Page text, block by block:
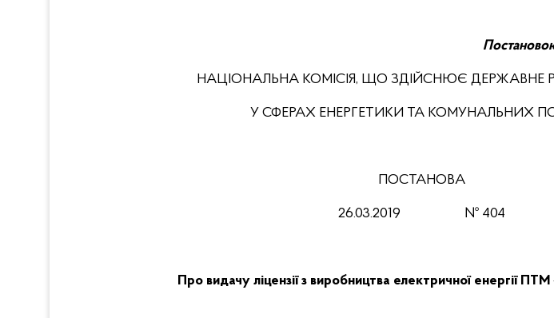
Постанов
НАЦІОНАЛЬНА КОМІСІЯ, ЩО ЗДІЙСНЮЄ ДЕРЖАВНЕ
У СФЕРАХ ЕНЕРГЕТИКИ ТА КОМУНАЛЬНИХ
ПОСТАНОВА
26.03.2019 № 404
Про видачу ліцензії з виробництва електричної енергії